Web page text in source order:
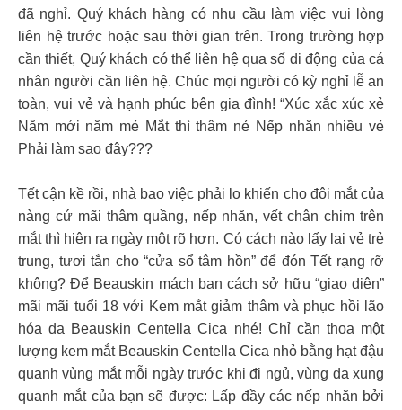
đã nghỉ. Quý khách hàng có nhu cầu làm việc vui lòng
liên hệ trước hoặc sau thời gian trên. Trong trường hợp
cần thiết, Quý khách có thể liên hệ qua số di động của cá
nhân người cần liên hệ. Chúc mọi người có kỳ nghỉ lễ an
toàn, vui vẻ và hạnh phúc bên gia đình! “Xúc xắc xúc xẻ
Năm mới năm mẻ Mắt thì thâm nẻ Nếp nhăn nhiều vẻ
Phải làm sao đây???
Tết cận kề rồi, nhà bao việc phải lo khiến cho đôi mắt của
nàng cứ mãi thâm quầng, nếp nhăn, vết chân chim trên
mắt thì hiện ra ngày một rõ hơn. Có cách nào lấy lại vẻ trẻ
trung, tươi tắn cho “cửa sổ tâm hồn” để đón Tết rạng rỡ
không? Để Beauskin mách bạn cách sở hữu “giao diện”
mãi mãi tuổi 18 với Kem mắt giảm thâm và phục hồi lão
hóa da Beauskin Centella Cica nhé! Chỉ cần thoa một
lượng kem mắt Beauskin Centella Cica nhỏ bằng hạt đậu
quanh vùng mắt mỗi ngày trước khi đi ngủ, vùng da xung
quanh mắt của bạn sẽ được: Lấp đầy các nếp nhăn bởi